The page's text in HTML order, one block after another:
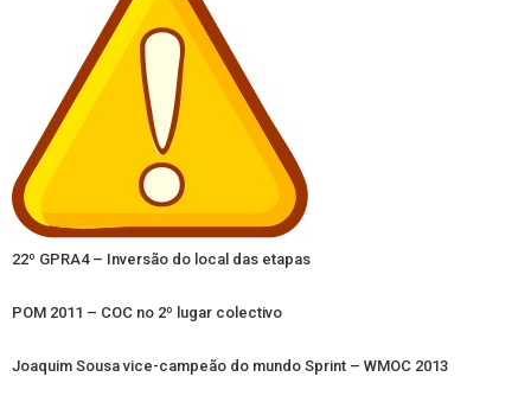
22º GPRA4 – Inversão do local das etapas
POM 2011 – COC no 2º lugar colectivo
Joaquim Sousa vice-campeão do mundo Sprint – WMOC 2013